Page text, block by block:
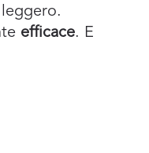
efficace. E